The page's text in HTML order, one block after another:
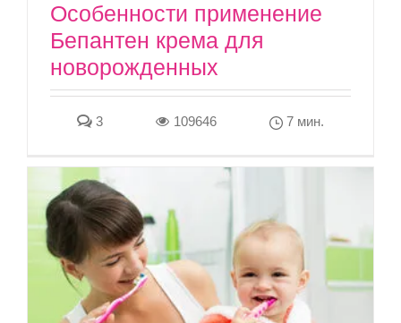
Особенности применение
Бепантен крема для
новорожденных
3 109646 7 мин.